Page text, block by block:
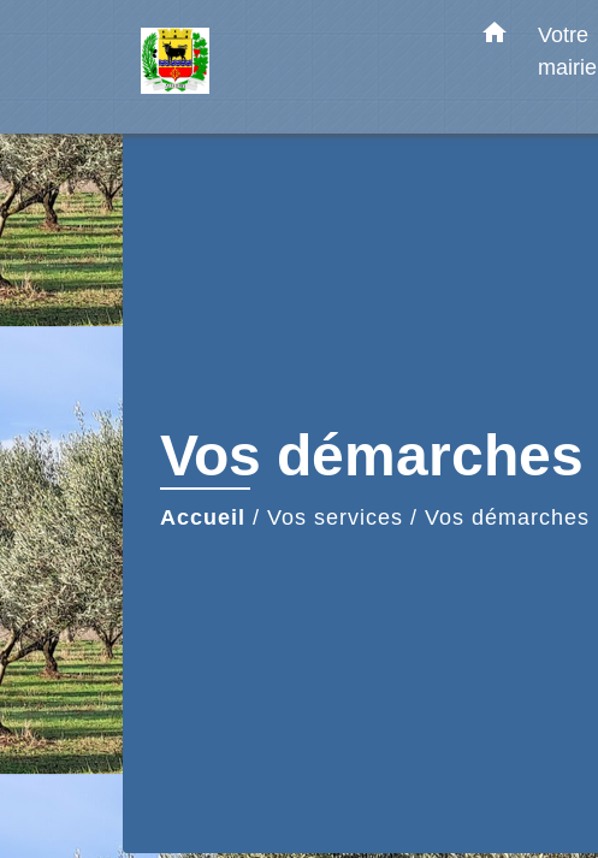
home
Votre
mairie
Vos démarches
Accueil / Vos services / Vos démarches